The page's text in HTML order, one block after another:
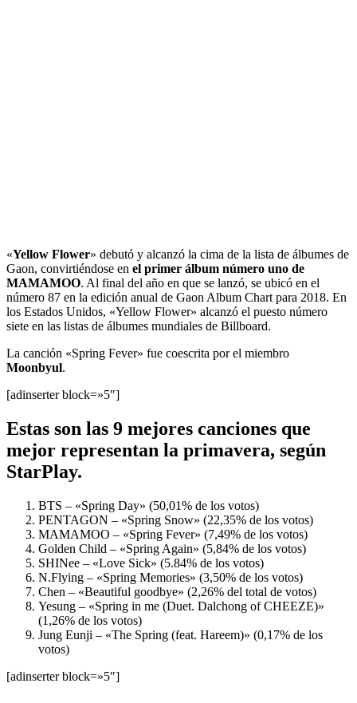
«Yellow Flower» debutó y alcanzó la cima de la lista de álbumes de
Gaon, convirtiéndose en el primer álbum número uno de
MAMAMOO. Al final del año en que se lanzó, se ubicó en el
número 87 en la edición anual de Gaon Album Chart para 2018. En
los Estados Unidos, «Yellow Flower» alcanzó el puesto número
siete en las listas de álbumes mundiales de Billboard.
La canción «Spring Fever» fue coescrita por el miembro
Moonbyul.
[adinserter block=»5″]
Estas son las 9 mejores canciones que
mejor representan la primavera, según
StarPlay.
BTS – «Spring Day» (50,01% de los votos)
PENTAGON – «Spring Snow» (22,35% de los votos)
MAMAMOO – «Spring Fever» (7,49% de los votos)
Golden Child – «Spring Again» (5,84% de los votos)
SHINee – «Love Sick» (5.84% de los votos)
N.Flying – «Spring Memories» (3,50% de los votos)
Chen – «Beautiful goodbye» (2,26% del total de votos)
Yesung – «Spring in me (Duet. Dalchong of CHEEZE)»
(1,26% de los votos)
Jung Eunji – «The Spring (feat. Hareem)» (0,17% de los
votos)
[adinserter block=»5″]